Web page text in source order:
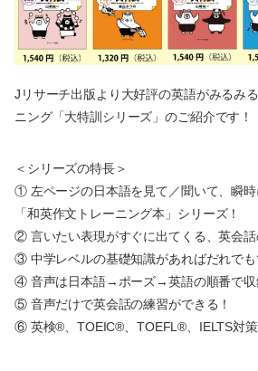
Jリサーチ出版より大好評の英語がみるみ
ニング「大特訓シリーズ」のご紹介です！
＜シリーズの特長＞
① 左ページの日本語を見て／聞いて、瞬
「和英作文トレーニング本」シリーズ！
② 言いたい表現がすぐに出てくる、英会話
③ 中学レベルの基礎知識があればだれでも
④ 音声は日本語→ポーズ→英語の順番で収
⑤ 音声だけで英会話の練習ができる！
⑥ 英検®、TOEIC®、TOEFL®、IELTS対策